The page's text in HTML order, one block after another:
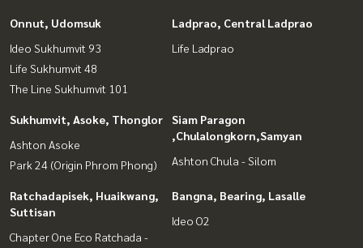
Onnut, Udomsuk
Ideo Sukhumvit 93
Life Sukhumvit 48
The Line Sukhumvit 101
Ladprao, Central Ladprao
Life Ladprao
Sukhumvit, Asoke, Thonglor
Ashton Asoke
Park 24 (Origin Phrom Phong)
Siam Paragon
,Chulalongkorn,Samyan
Ashton Chula - Silom
Ratchadapisek, Huaikwang,
Suttisan
Chapter One Eco Ratchada -
Bangna, Bearing, Lasalle
Ideo O2